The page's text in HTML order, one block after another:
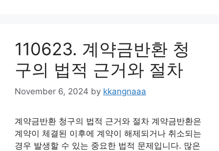
110623. 계약금반환 청
구의 법적 근거와 절차
November 6, 2024 by kkangnaaa
계약금반환 청구의 법적 근거와 절차 계약금반환은
계약이 체결된 이후에 계약이 해제되거나 취소되는
경우 발생할 수 있는 중요한 법적 문제입니다. 많은